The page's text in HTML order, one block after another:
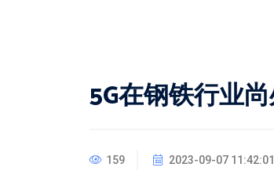
5G在钢铁行业
159 2023-09-07 11:42:01